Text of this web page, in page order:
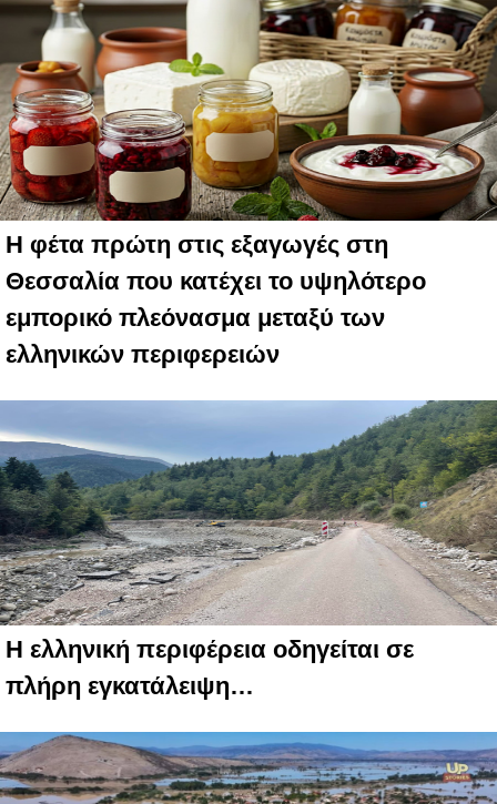
Η φέτα πρώτη στις εξαγωγές στη
Θεσσαλία που κατέχει το υψηλότερο
εμπορικό πλεόνασμα μεταξύ των
ελληνικών περιφερειών
Η ελληνική περιφέρεια οδηγείται σε
πλήρη εγκατάλειψη…